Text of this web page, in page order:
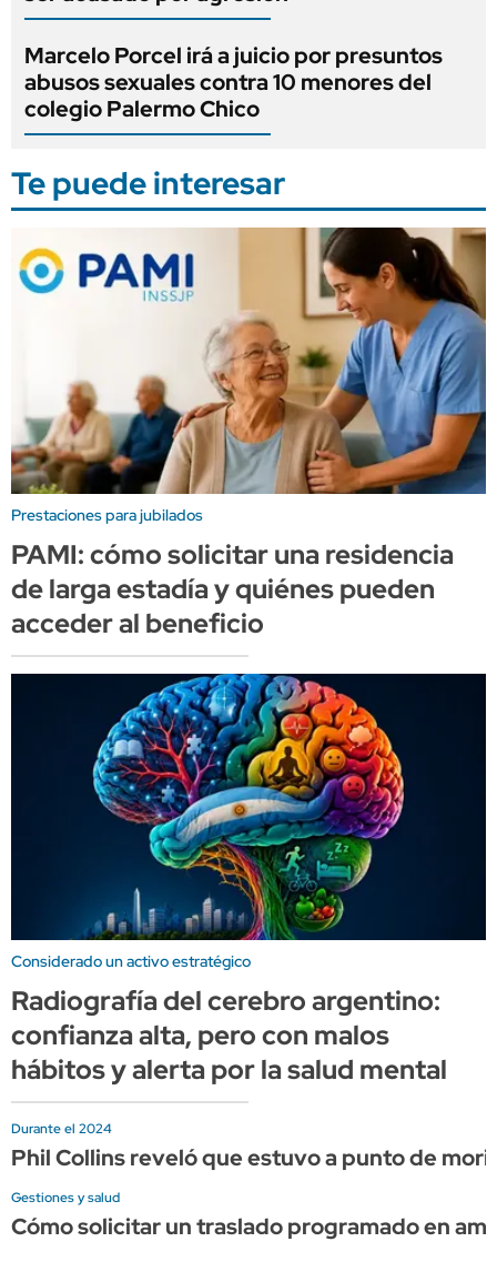
Marcelo Porcel irá a juicio por presuntos
abusos sexuales contra 10 menores del
colegio Palermo Chico
Te puede interesar
Prestaciones para jubilados
PAMI: cómo solicitar una residencia
de larga estadía y quiénes pueden
acceder al beneficio
Considerado un activo estratégico
Radiografía del cerebro argentino:
confianza alta, pero con malos
hábitos y alerta por la salud mental
Durante el 2024
Phil Collins reveló que estuvo a punto de
Gestiones y salud
Cómo solicitar un traslado programado en